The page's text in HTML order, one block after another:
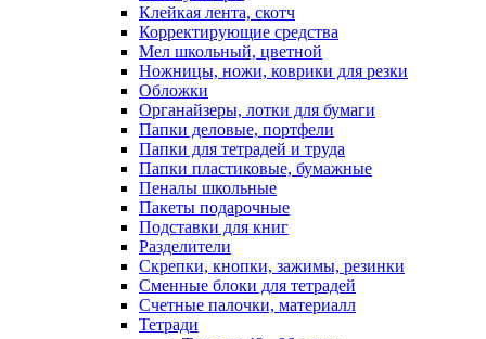
Клейкая лента, скотч
Корректирующие средства
Мел школьный, цветной
Ножницы, ножи, коврики для резки
Обложки
Органайзеры, лотки для бумаги
Папки деловые, портфели
Папки для тетрадей и труда
Папки пластиковые, бумажные
Пеналы школьные
Пакеты подарочные
Подставки для книг
Разделители
Скрепки, кнопки, зажимы, резинки
Сменные блоки для тетрадей
Счетные палочки, материалл
Тетради